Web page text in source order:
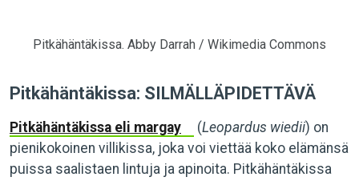
Pitkähäntäkissa. Abby Darrah / Wikimedia Commons
Pitkähäntäkissa: SILMÄLLÄPIDETTÄVÄ
Pitkähäntäkissa eli margay (Leopardus wiedii) on
pienikokoinen villikissa, joka voi viettää koko elämänsä
puissa saalistaen lintuja ja apinoita. Pitkähäntäkissa